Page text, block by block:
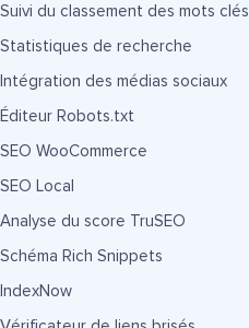
Suivi du classement des mots clés
Statistiques de recherche
Intégration des médias sociaux
Éditeur Robots.txt
SEO WooCommerce
SEO Local
Analyse du score TruSEO
Schéma Rich Snippets
IndexNow